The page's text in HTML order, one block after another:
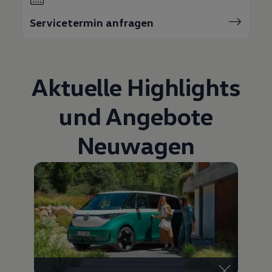
Fahrzeugabholung ab Werk
Servicetermin anfragen
Aktuelle Highlights
und Angebote
Neuwagen